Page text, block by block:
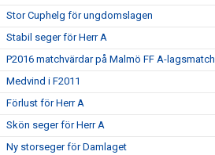
Stor Cuphelg för ungdomslagen
Stabil seger för Herr A
P2016 matchvärdar på Malmö FF A-lagsmatch
Medvind i F2011
Förlust för Herr A
Skön seger för Herr A
Ny storseger för Damlaget